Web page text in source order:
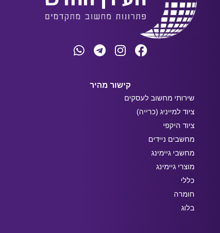
קישור מהיר
שירותי מחשוב לעסקים
ציוד למייניג (כרייה)
ציוד היקפי
מחשבים ניידים
מחשבי גיימינג
מוצרי גיימינג
כללי
חומרה
בלוג